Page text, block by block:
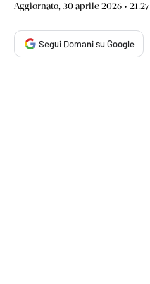
Segui Domani su Google
Aggiornato, 30 aprile 2026 • 21:27